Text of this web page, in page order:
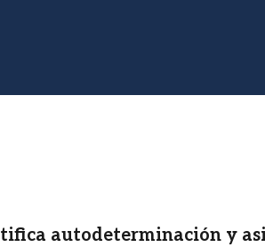
autodeterminación y